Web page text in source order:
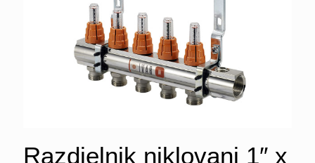
Razdjelnik niklovani 1″ x